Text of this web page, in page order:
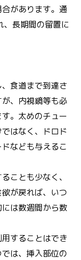
があります。通
、長期間の留置に
食道まで到達さ
、内視鏡等も必
。太めのチュー
はなく、ドロド
なども与えるこ
ことも少なく、
が戻れば、いつ
は数週間から数
することはでき
は、挿入部位の